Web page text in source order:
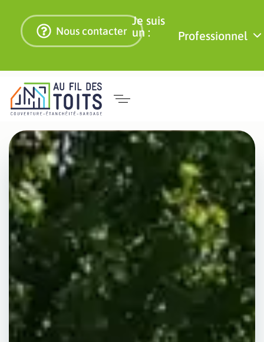
Nous contacter
Je suis
un :
Professionnel
Recherche de
fuite toiture à
Montpellier
pour
professionnels
-
Présence sur
tout l'Hérault.